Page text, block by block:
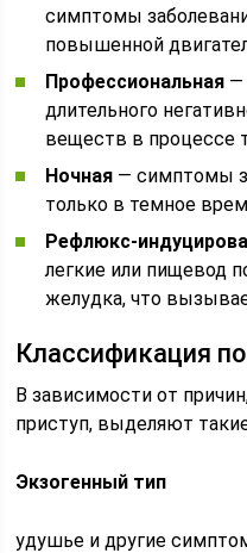
симптомы
повышенной
Профессиональная —
длительного
веществ в процессе
Ночная — симптомы
только в темное
Рефлюкс-
легкие или пищевод
желудка, что
Классификация
В зависимости от
приступ, выделяют
Экзогенный тип
удушье и другие